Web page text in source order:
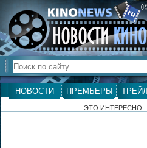
®
НОВОСТИ ПРЕМЬЕРЫ
ЭТО ИНТЕРЕСНО